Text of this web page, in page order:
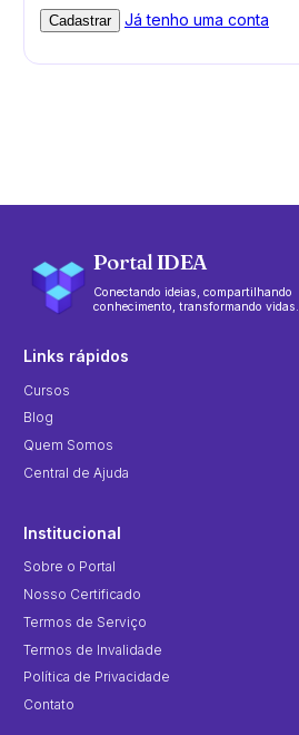
Cadastrar Já tenho uma conta
Portal IDEA
Conectando ideias, compartilhando
conhecimento, transformando vidas.
Links rápidos
Cursos
Blog
Quem Somos
Central de Ajuda
Institucional
Sobre o Portal
Nosso Certificado
Termos de Serviço
Termos de Invalidade
Política de Privacidade
Contato